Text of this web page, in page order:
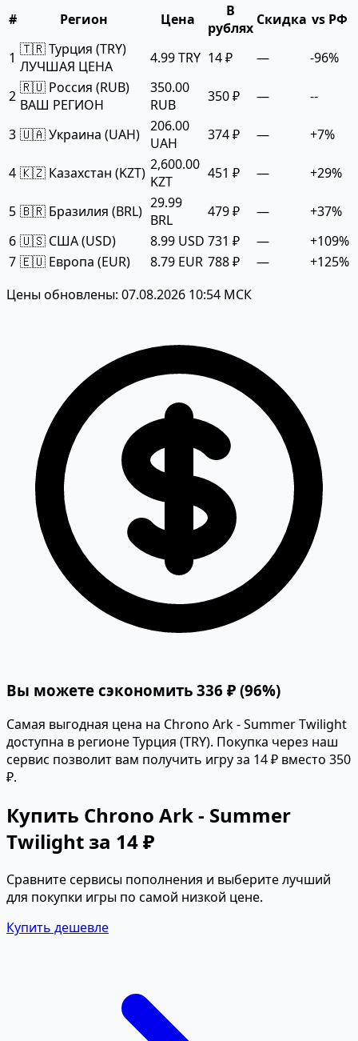
#
Регион Цена
В
рублях Скидка vs РФ
1 🇹🇷 Турция (TRY)
ЛУЧШАЯ ЦЕНА
4.99 TRY 14 ₽ — -96%
2 🇷🇺 Россия (RUB)
ВАШ РЕГИОН
350.00
RUB
350 ₽ — --
3 🇺🇦 Украина (UAH) 206.00
UAH
374 ₽ — +7%
4 🇰🇿 Казахстан (KZT) 2,600.00
KZT
451 ₽ — +29%
5 🇧🇷 Бразилия (BRL) 29.99
BRL
479 ₽ —
+37%
6 🇺🇸 США (USD) 8.99 USD 731 ₽ —
+109%
7 🇪🇺 Европа (EUR) 8.79 EUR 788 ₽ —
+125%
Цены обновлены: 07.08.2026 10:54 МСК
Вы можете сэкономить 336 ₽ (96%)
Самая выгодная цена на Chrono Ark - Summer Twilight
доступна в регионе Турция (TRY). Покупка через наш
сервис позволит вам получить игру за 14 ₽ вместо 350
₽.
Купить Chrono Ark - Summer
Twilight за 14 ₽
Сравните сервисы пополнения и выберите лучший
для покупки игры по самой низкой цене.
Купить дешевле